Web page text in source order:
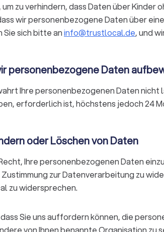
um zu verhindern, dass Daten über
wir personenbezogene Daten über
Sie sich bitte aninfo@trustlocal.de, und
personenbezogene Daten
Ihre personenbezogenen Daten nicht
erforderlich ist, höchstens jedoch 24
oder Löschen von Daten
Ihre personenbezogenen Daten
Zustimmung zur Datenverarbeitung zu
zu widersprechen.
Sie uns auffordern können, die